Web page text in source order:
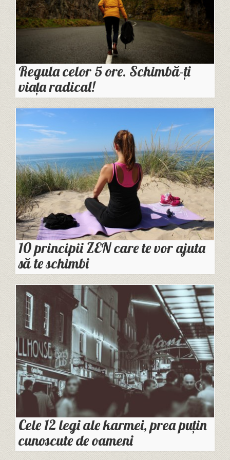
Regula celor 5 ore. Schimbă-ți
viața radical!
10 principii ZEN care te vor ajuta
să te schimbi
Cele 12 legi ale karmei, prea puțin
cunoscute de oameni